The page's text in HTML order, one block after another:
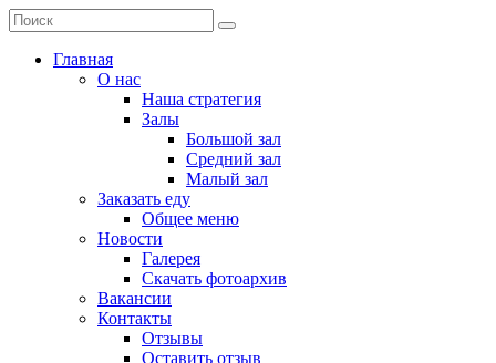
Главная
О нас
Наша стратегия
Залы
Большой зал
Средний зал
Малый зал
Заказать еду
Общее меню
Новости
Галерея
Скачать фотоархив
Вакансии
Контакты
Отзывы
Оставить отзыв